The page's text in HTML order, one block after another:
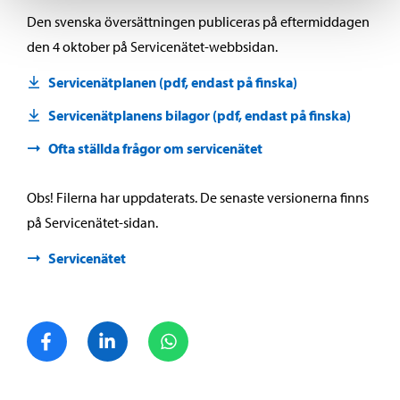
Den svenska översättningen publiceras på eftermiddagen
den 4 oktober på Servicenätet-webbsidan.
Servicenätplanen (pdf, endast på finska)
Servicenätplanens bilagor (pdf, endast på finska)
Ofta ställda frågor om servicenätet
Obs! Filerna har uppdaterats. De senaste versionerna finns
på Servicenätet-sidan.
Servicenätet
Dela på FacebookDela på LinkedIn